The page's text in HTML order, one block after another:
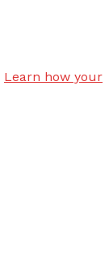
Learn how your